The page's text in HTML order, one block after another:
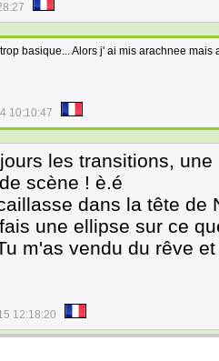
basique... Alors j' ai mis arachnee
10:10:47
les transitions,
scène ! è.é
dans la tête de
une ellipse sur ce
m'as vendu du rêve
12:18:20